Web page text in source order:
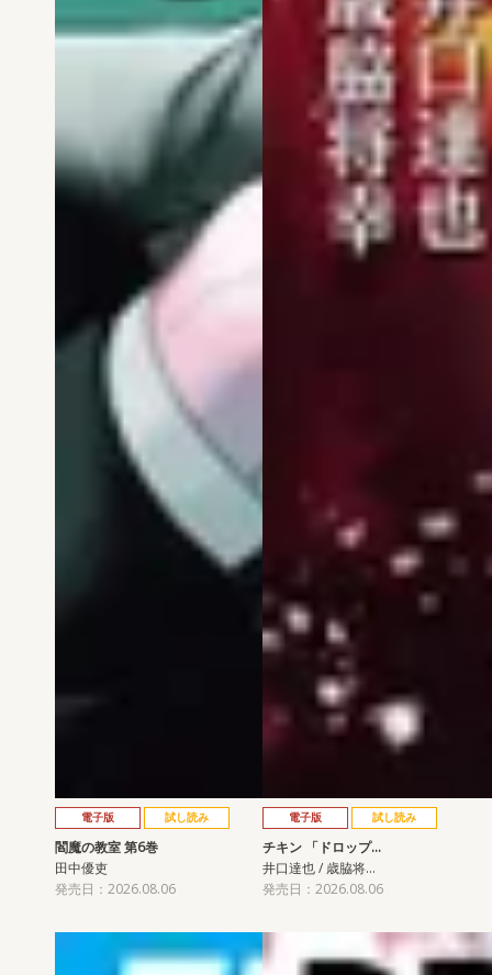
電子版 試し読み
閻魔の教室 第6巻
田中優吏
発売日：2026.08.06
電子版 試し読み
チキン 「ドロップ…
井口達也 / 歳脇将…
発売日：2026.08.06